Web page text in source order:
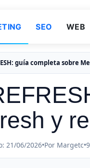
SEO WEB
guía completa sobre
y
21/06/2026•Por Margetc•